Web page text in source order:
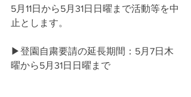
5月11日から5月31日日曜まで活動等を中
止とします。
▶︎登園自粛要請の延長期間：5月7日木
曜から5月31日日曜まで